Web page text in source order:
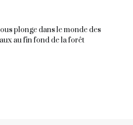
plonge dans le monde des
au fin fond de la forêt